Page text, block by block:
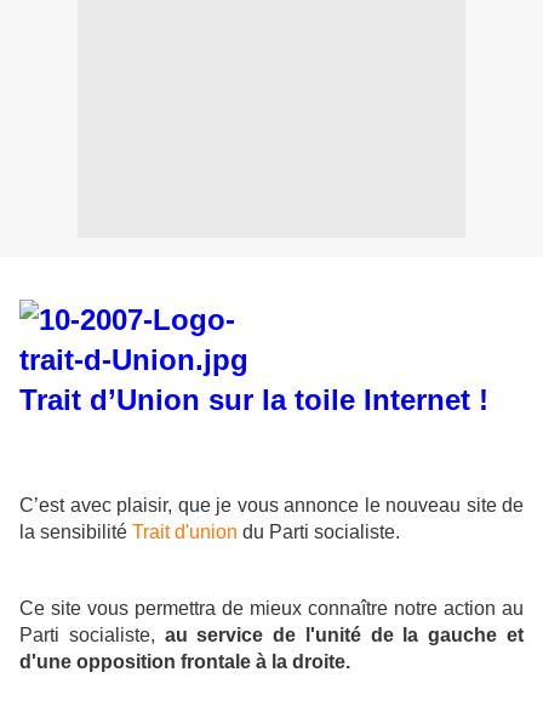
Trait d’Union sur la toile Internet !
C’est avec plaisir, que je vous annonce le nouveau site de
la sensibilité Trait d'union du Parti socialiste.
Ce site vous permettra de mieux connaître notre action au
Parti socialiste, au service de l'unité de la gauche et
d'une opposition frontale à la droite.